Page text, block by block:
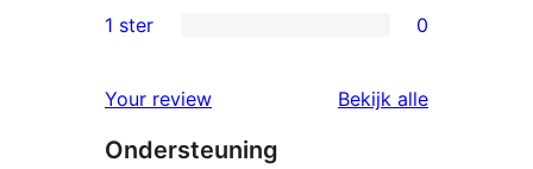
beoordelingen
2
beoordelingen
sterren
beoordelingen
1 ster 0
Your review Bekijk alle
Ondersteuning